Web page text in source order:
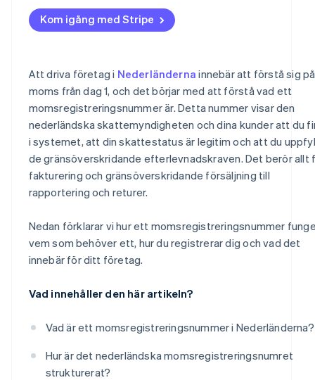
Validering av momsregistreringsnummer inom EU
Bevakning av tröskelvärden
Rapportering
Kom igång med Stripe
Att driva företag i Nederländerna innebär att förstå sig på
moms från dag 1, och det börjar med att förstå vad ett
momsregistreringsnummer är. Detta nummer visar den
nederländska skattemyndigheten och dina kunder att du
i systemet, att din skattestatus är legitim och att du
de gränsöverskridande efterlevnadskraven. Det berör allt
fakturering och gränsöverskridande försäljning till
rapportering och returer.
Nedan förklarar vi hur ett momsregistreringsnummer
vem som behöver ett, hur du registrerar dig och vad det
innebär för ditt företag.
Vad innehåller den här artikeln?
Vad är ett momsregistreringsnummer i Nederländerna?
Hur är det nederländska momsregistreringsnumret
strukturerat?